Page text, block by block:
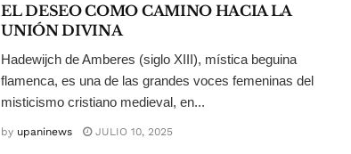
EL DESEO COMO CAMINO HACIA LA
UNIÓN DIVINA
Hadewijch de Amberes (siglo XIII), mística beguina
flamenca, es una de las grandes voces femeninas del
misticismo cristiano medieval, en...
by upaninews JULIO 10, 2025